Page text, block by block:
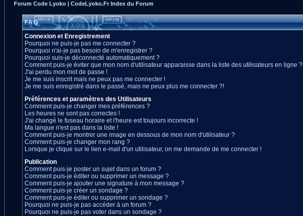
Forum Code Lyoko | CodeLyoko.Fr Index du Forum
FAQ
Connexion et Enregistrement
Pourquoi ne puis-je pas me connecter ?
Pourquoi n'ai-je pas besoin de m'enregistrer ?
Pourquoi suis-je déconnecté automatiquement ?
Comment puis-je éviter que mon nom d'utilisateur apparaisse dans la liste des utilisateurs en ligne ?
J'ai perdu mon mot de passe !
Je me suis inscrit mais ne peux pas me connecter !
Je me suis enregistré dans le passé, mais ne peux plus me connecter ?!
Préférences et paramètres des Utilisateurs
Comment puis-je changer mes préférences ?
Les heures ne sont pas correctes !
J'ai changé le fuseau horaire et l'heure est toujours incorrecte !
Ma langue n'est pas dans la liste !
Comment puis-je montrer une image en dessous de mon nom d'utilisateur ?
Comment puis-je changer mon rang ?
Lorsque je clique sur le lien e-mail d'un utilisateur, on me demande de me connecter !
Publication
Comment puis-je poster un sujet dans un forum ?
Comment puis-je éditer ou supprimer un message ?
Comment puis-je ajouter une signature à mon message ?
Comment puis-je créer un sondage ?
Comment puis-je éditer ou supprimer un sondage ?
Pourquoi ne puis-je pas accéder à un forum ?
Pourquoi ne puis-je pas voter dans un sondage ?